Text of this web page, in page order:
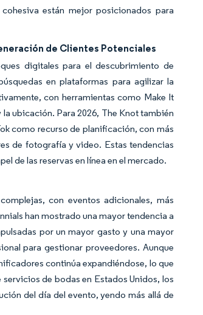
están mejor posicionados para
de Clientes Potenciales
digitales para el descubrimiento de
en plataformas para agilizar la
con herramientas como Make It
ubicación. Para 2026, The Knot también
como recurso de planificación, con más
de fotografía y video. Estas tendencias
de las reservas en línea en el mercado.
con eventos adicionales, más
han mostrado una mayor tendencia a
por un mayor gasto y una mayor
para gestionar proveedores. Aunque
continúa expandiéndose, lo que
de bodas en Estados Unidos, los
del día del evento, yendo más allá de